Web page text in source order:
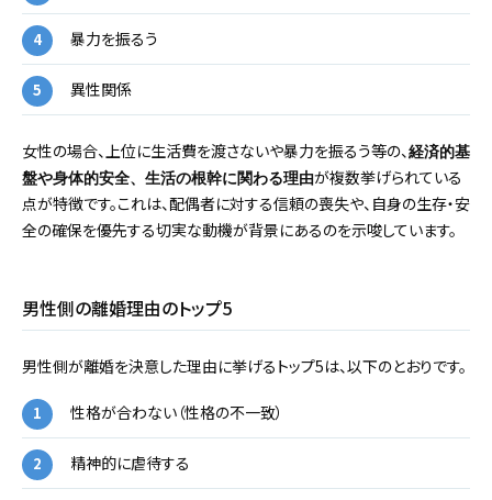
暴力を振るう
異性関係
女性の場合、上位に生活費を渡さないや暴力を振るう等の、 経済的基
盤や身体的安全、生活の根幹に関わる理由が複数挙げられている
点が特徴です。これは、配偶者に対する信頼の喪失や、自身の生存・安
全の確保を優先する切実な動機が背景にあるのを示唆しています。
男性側の離婚理由のトップ5
男性側が離婚を決意した理由に挙げるトップ5は、以下のとおりです。
性格が合わない（性格の不一致）
精神的に虐待する